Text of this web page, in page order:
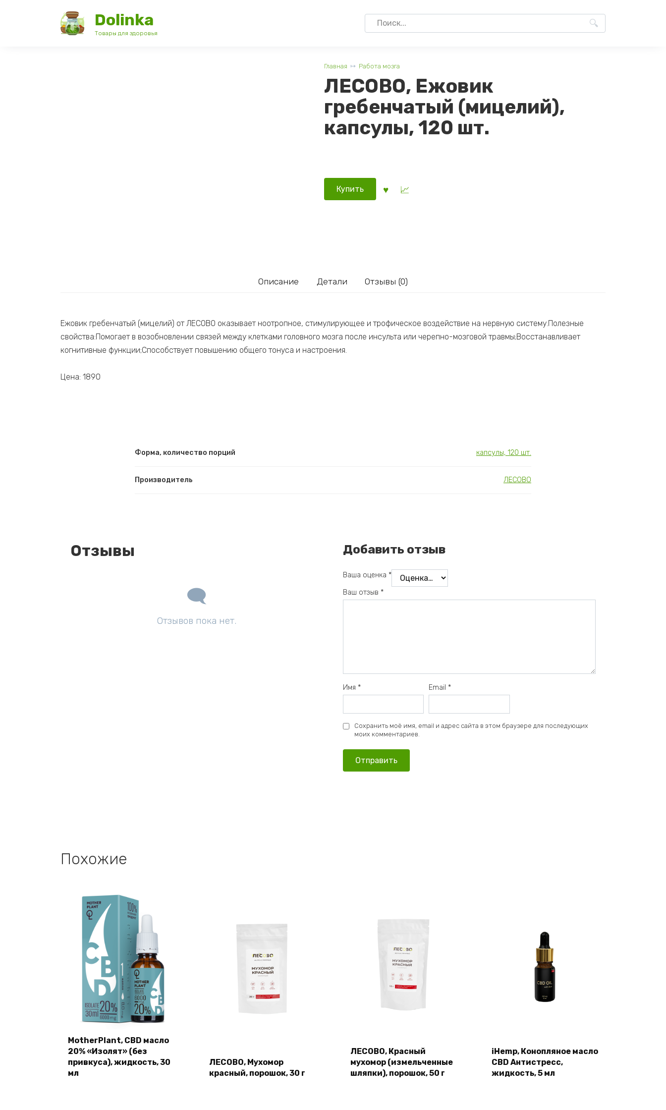
Dolinka
Товары для здоровья
Search
for:
Главная Работа мозга
ЛЕСОВО, Ежовик
гребенчатый (мицелий),
капсулы, 120 шт.
Купить
Описание Детали Отзывы (0)
Ежовик гребенчатый (мицелий) от ЛЕСОВО оказывает ноотропное, стимулирующее и трофическое воздействие на нервную систему.Полезные
свойства:Помогает в возобновлении связей между клетками головного мозга после инсульта или черепно-мозговой травмы;Восстанавливает
когнитивные функции;Способствует повышению общего тонуса и настроения.
Цена: 1890
Форма, количество порций капсулы, 120 шт.
Производитель ЛЕСОВО
Отзывы
Отзывов пока нет.
Добавить отзыв
Ваша оценка *
Ваш отзыв *
Имя * Email *
Сохранить моё имя, email и адрес сайта в этом браузере для последующих
моих комментариев.
Похожие
MotherPlant, CBD масло
20% «Изолят» (без
привкуса), жидкость, 30
мл
ЛЕСОВО, Мухомор
красный, порошок, 30 г
ЛЕСОВО, Красный
мухомор (измельченные
шляпки), порошок, 50 г
iHemp, Конопляное масло
СВD Антистресс,
жидкость, 5 мл